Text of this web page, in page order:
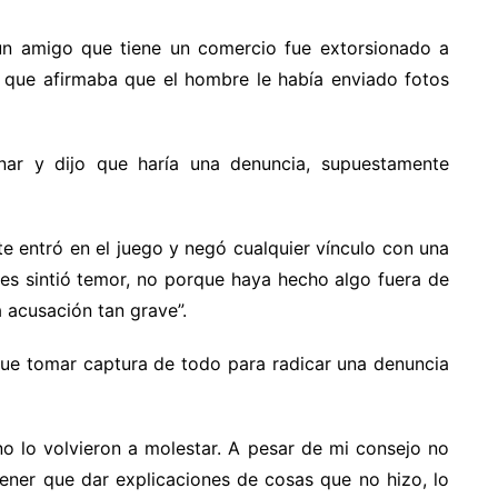
amigo que tiene un comercio fue extorsionado a
afirmaba que el hombre le había enviado fotos
y dijo que haría una denuncia, supuestamente
entró en el juego y negó cualquier vínculo con una
sintió temor, no porque haya hecho algo fuera de
tan grave”.
tomar captura de todo para radicar una denuncia
lo volvieron a molestar. A pesar de mi consejo no
que dar explicaciones de cosas que no hizo, lo